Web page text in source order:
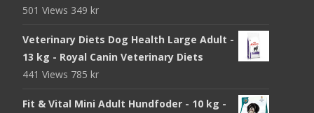
501 Views 349 kr
Veterinary Diets Dog Health Large Adult -
13 kg - Royal Canin Veterinary Diets
441 Views 785 kr
Fit & Vital Mini Adult Hundfoder - 10 kg -